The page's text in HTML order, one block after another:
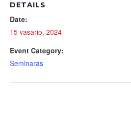
DETAILS
Date:
15 vasario, 2024
Event Category:
Seminaras